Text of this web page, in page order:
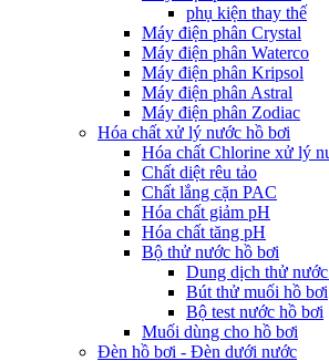
phụ kiện thay thế
Máy điện phân Crystal
Máy điện phân Waterco
Máy điện phân Kripsol
Máy điện phân Astral
Máy điện phân Zodiac
Hóa chất xử lý nước hồ bơi
Hóa chất Chlorine xử lý
Chất diệt rêu tảo
Chất lắng cặn PAC
Hóa chất giảm pH
Hóa chất tăng pH
Bộ thử nước hồ bơi
Dung dịch thử
Bút thử muối hồ bơi
Bộ test nước hồ bơi
Muối dùng cho hồ bơi
Đèn hồ bơi - Đèn dưới nước